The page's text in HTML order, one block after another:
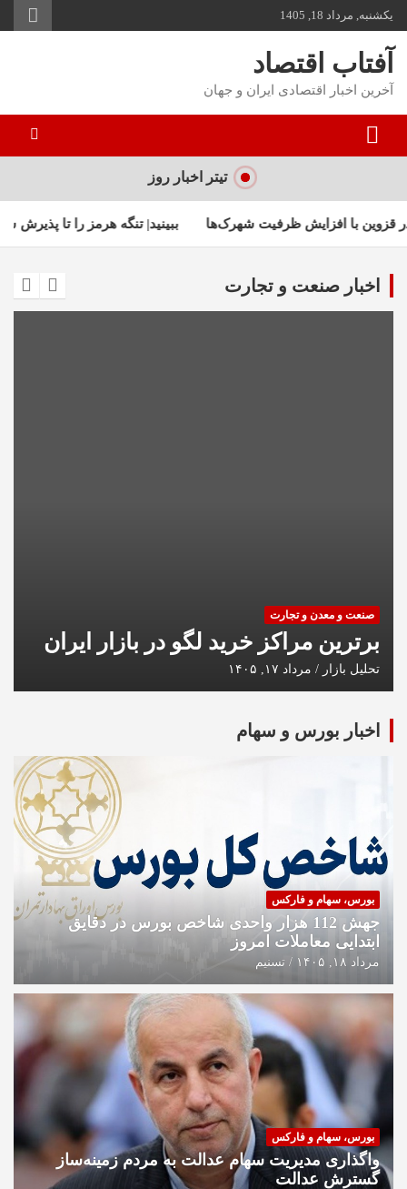
بروید
یکشنبه, مرداد 18, 1405
آفتاب اقتصاد
آخرین اخبار اقتصادی ایران و جهان
تیتر اخبار روز
ظرفیت شهرک‌ها ببینید| تنگه هرمز را تا پذیرش شرایط
اخبار صنعت و تجارت
صنعت و معدن و تجارت
برترین مراکز خرید لگو در بازار ایران
مرداد ۱۷, ۱۴۰۵ تحلیل بازار
اخبار بورس و سهام
بورس، سهام و فارکس
جهش 112 هزار واحدی شاخص بورس در دقایق
ابتدایی معاملات امروز
مرداد ۱۸, ۱۴۰۵ تسنیم
بورس، سهام و فارکس
واگذاری مدیریت سهام عدالت به مردم زمینه‌ساز
گسترش عدالت